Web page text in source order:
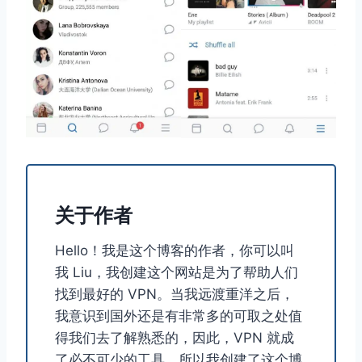
关于作者
Hello！我是这个博客的作者，你可以叫
我 Liu，我创建这个网站是为了帮助人们
找到最好的 VPN。当我远渡重洋之后，
我意识到国外还是有非常多的可取之处值
得我们去了解熟悉的，因此，VPN 就成